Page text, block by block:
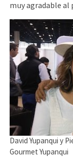
muy agradable al
David Yupanqui y
Gourmet Yupanqui